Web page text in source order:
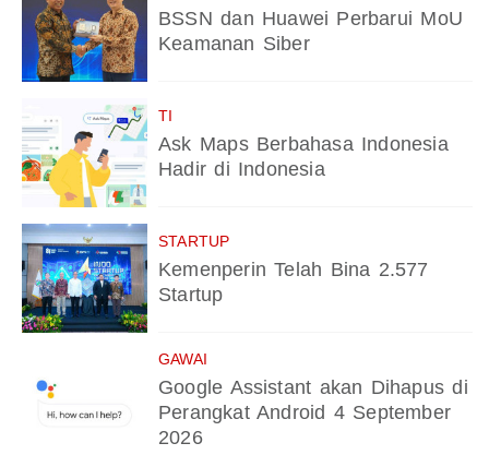
BSSN dan Huawei Perbarui MoU
Keamanan Siber
TI
Ask Maps Berbahasa Indonesia
Hadir di Indonesia
STARTUP
Kemenperin Telah Bina 2.577
Startup
GAWAI
Google Assistant akan Dihapus di
Perangkat Android 4 September
2026